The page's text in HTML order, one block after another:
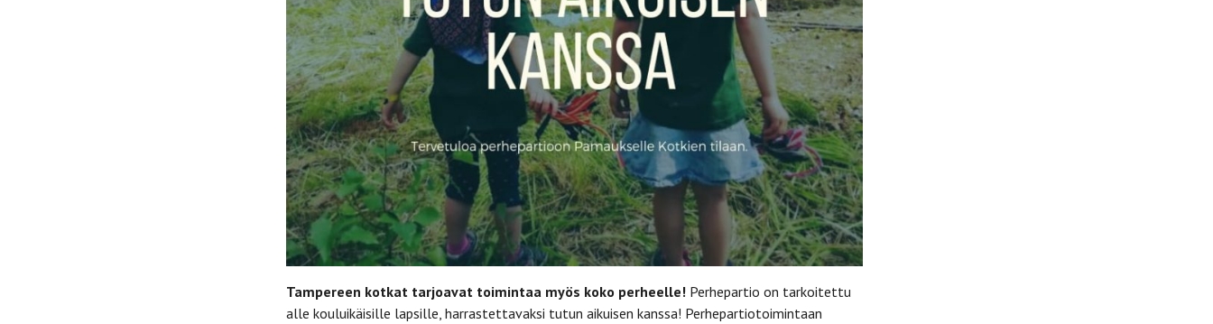
Tampereen kotkat tarjoavat toimintaa myös koko perheelle! Perhepartio on tarkoitettu
alle kouluikäisille lapsille, harrastettavaksi tutun aikuisen kanssa! Perhepartiotoimintaan